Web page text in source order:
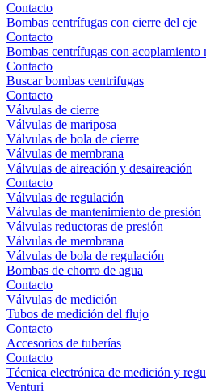
Contacto
Bombas centrífugas con cierre del eje
Contacto
Bombas centrífugas con acoplamiento
Contacto
Buscar bombas centrifugas
Contacto
Válvulas de cierre
Válvulas de mariposa
Válvulas de bola de cierre
Válvulas de membrana
Válvulas de aireación y desaireación
Contacto
Válvulas de regulación
Válvulas de mantenimiento de presión
Válvulas reductoras de presión
Válvulas de membrana
Válvulas de bola de regulación
Bombas de chorro de agua
Contacto
Válvulas de medición
Tubos de medición del flujo
Contacto
Accesorios de tuberías
Contacto
Técnica electrónica de medición y
Venturi